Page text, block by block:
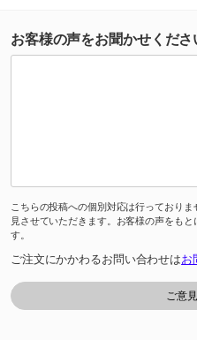
お客様の声をお聞かせくださ
こちらの投稿への個別対応は行っており
見させていただきます。お客様の声をも
す。
ご注文にかかわるお問い合わせはお